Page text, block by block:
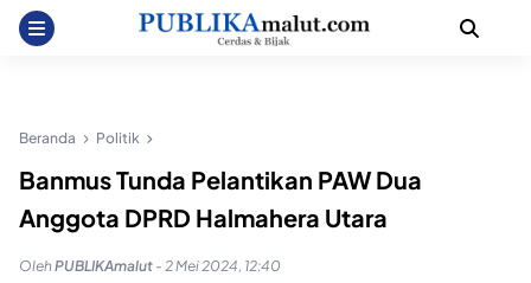
Beranda Politik
Banmus Tunda Pelantikan PAW Dua
Anggota DPRD Halmahera Utara
OlehPUBLIKAmalut - 2 Mei 2024, 12:40